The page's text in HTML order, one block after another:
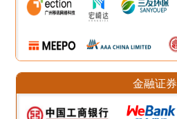
金融证券